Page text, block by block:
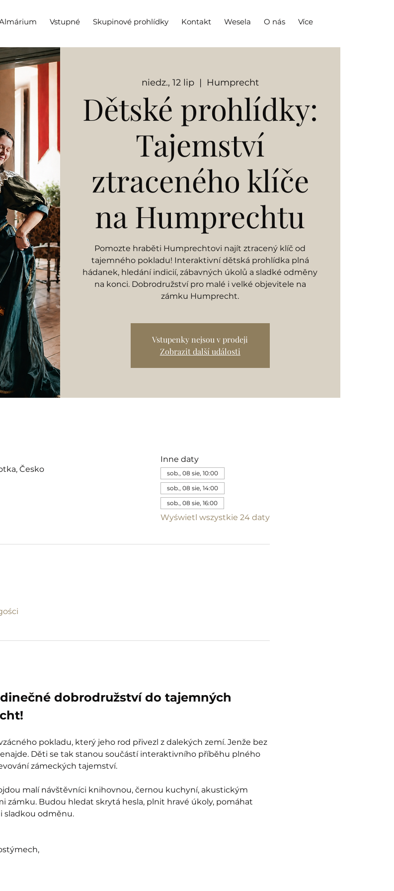
Vstupné Skupinové prohlídky Kontakt Wesela O nás Více
niedz., 12 lip
  |
Humprecht
Dětské prohlídky:
Tajemství
ztraceného klíče
na Humprechtu
Pomozte hraběti Humprechtovi najít ztracený klíč od
tajemného pokladu! Interaktivní dětská prohlídka plná
hádanek, hledání indicií, zábavných úkolů a sladké odměny
na konci. Dobrodružství pro malé i velké objevitele na
zámku Humprecht.
Vstupenky nejsou v prodeji
Zobrazit další události
Česko
Inne daty
sob., 08 sie, 10:00
sob., 08 sie, 14:00
sob., 08 sie, 16:00
Wyświetl wszystkie 24 daty
dobrodružství do tajemných
pokladu, který jeho rod přivezl z dalekých zemí. Jenže bez
Děti se tak stanou součástí interaktivního příběhu plného
zámeckých tajemství.
malí návštěvníci knihovnou, černou kuchyní, akustickým
zámku. Budou hledat skrytá hesla, plnit hravé úkoly, pomáhat
sladkou odměnu.